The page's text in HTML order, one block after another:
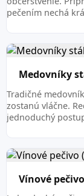
pečením nechá
Medovníky
Tradičné
zostanú vláčne.
jednoduchý
Vínové